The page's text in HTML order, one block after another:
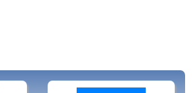
under TV2 sender TV Syd dagligt nyheder
vejret for Sønderjylland på TV Syd.
god sønderjysk underholdning og få et
Nogle af de mest anbefalelsesværdige